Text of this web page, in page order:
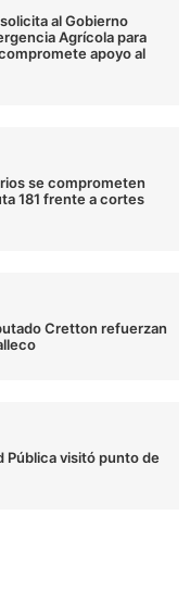
al Gobierno
Agrícola para
apoyo al
se comprometen
181 frente a cortes
Cretton refuerzan
Pública visitó punto de